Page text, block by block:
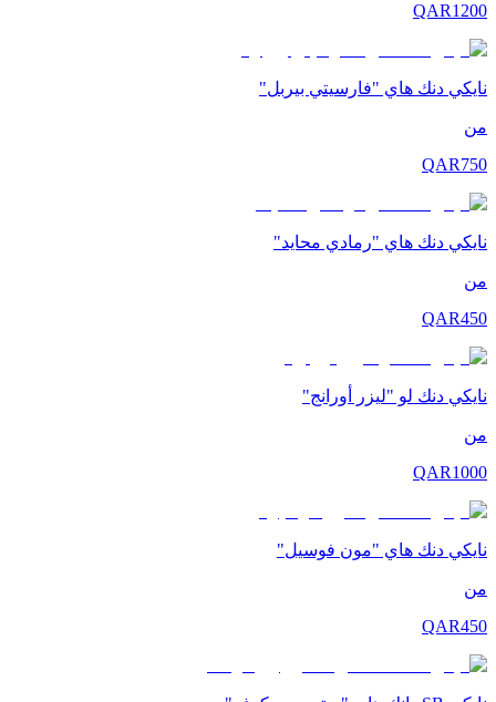
QAR1200
نايكي دنك هاي "فارسيتي بيربل"
من
QAR750
نايكي دنك هاي "رمادي محايد"
من
QAR450
نايكي دنك لو "ليزر أورانج"
من
QAR1000
نايكي دنك هاي "مون فوسيل"
من
QAR450